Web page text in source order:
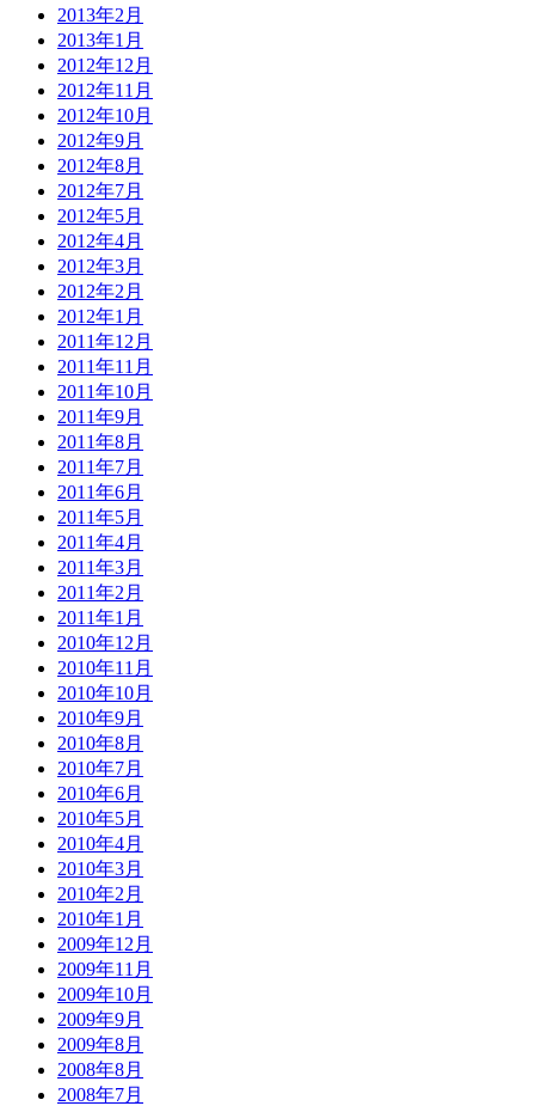
2013年2月
2013年1月
2012年12月
2012年11月
2012年10月
2012年9月
2012年8月
2012年7月
2012年5月
2012年4月
2012年3月
2012年2月
2012年1月
2011年12月
2011年11月
2011年10月
2011年9月
2011年8月
2011年7月
2011年6月
2011年5月
2011年4月
2011年3月
2011年2月
2011年1月
2010年12月
2010年11月
2010年10月
2010年9月
2010年8月
2010年7月
2010年6月
2010年5月
2010年4月
2010年3月
2010年2月
2010年1月
2009年12月
2009年11月
2009年10月
2009年9月
2009年8月
2008年8月
2008年7月